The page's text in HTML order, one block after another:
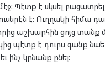
Պէտք է սկսել բա­ցատ­րել
է: Ուղ­ղա­կի հի­մա
աշ­խար­հին ցոյց
պէտք է դուրս գանք
ի՛նչ կրնանք ընել: